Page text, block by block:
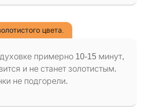
цвета.
примерно 10-15 минут,
и не станет золотистым.
не подгорели.